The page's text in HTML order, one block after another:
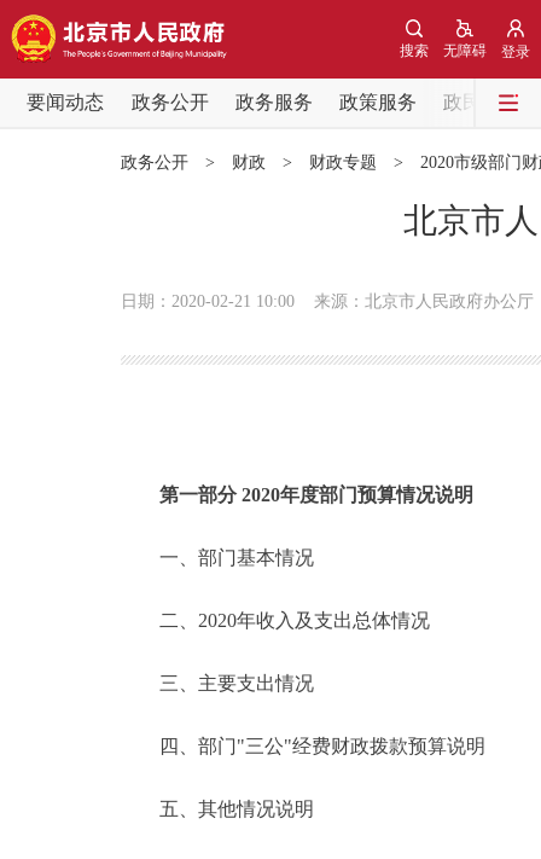
登录
无障碍
搜索
要闻动态 政务公开 政务服务 政策服务
政民互动
便民服务
政务公开 > 财政 > 财政专题 > 2020市级部门
北京市
日期：2020-02-21 10:00 来源：北京市人民政府办公厅
第一部分 2020年度部门预算情况说明
一、部门基本情况
二、2020年收入及支出总体情况
三、主要支出情况
四、部门"三公"经费财政拨款预算说明
五、其他情况说明